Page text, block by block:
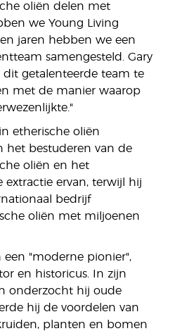
oliën delen met
we Young Living
jaren hebben we een
samengesteld. Gary
getalenteerde team te
met de manier waarop
etherische oliën
het bestuderen van de
oliën en het
extractie ervan, terwijl hij
bedrijf
oliën met miljoenen
een "moderne pionier",
en historicus. In zijn
onderzocht hij oude
hij de voordelen van
planten en bomen